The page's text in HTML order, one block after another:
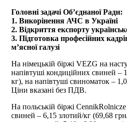
Головні задачі Обʼєднаної Ради:
1. Викорінення АЧС в Україні
2. Відкриття експорту
3. Підготовка професійних
м’ясної галузі
На німецькій біржі VEZG на
напівтуші кондиційних свиней –
кг), на напівтуші свиноматок –
Ціни вказані без ПДВ.
На польській біржі
свиней – 6,15 злотий/кг (69,68